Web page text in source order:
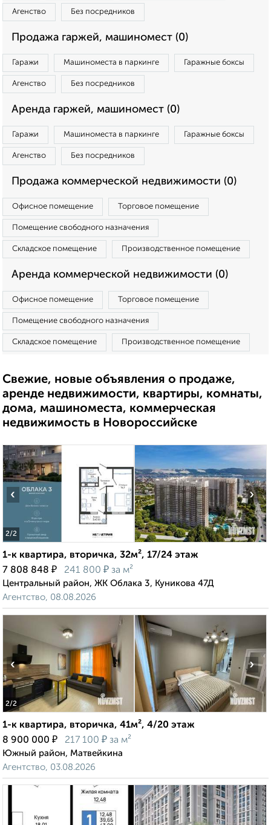
Агенство Без посредников
Продажа гаржей, машиномест (0)
Гаражи Машиноместа в паркинге Гаражные боксы
Агенство Без посредников
Аренда гаржей, машиномест (0)
Гаражи Машиноместа в паркинге Гаражные боксы
Агенство Без посредников
Продажа коммерческой недвижимости (0)
Офисное помещение Торговое помещение
Помещение свободного назначения
Складское помещение Производственное помещение
Аренда коммерческой недвижимости (0)
Офисное помещение Торговое помещение
Помещение свободного назначения
Складское помещение Производственное помещение
Свежие, новые объявления о продаже,
аренде недвижимости, квартиры, комнаты,
дома, машиноместа, коммерческая
недвижимость в Новороссийске
2/2
‹ ›
1-к квартира, вторичка, 32м², 17/24 этаж
7 808 848 ₽ 241 800 ₽ за м²
Центральный район, ЖК Облака 3, Куникова 47Д
Агентство, 08.08.2026
2/2
‹ ›
1-к квартира, вторичка, 41м², 4/20 этаж
8 900 000 ₽ 217 100 ₽ за м²
Южный район, Матвейкина
Агентство, 03.08.2026